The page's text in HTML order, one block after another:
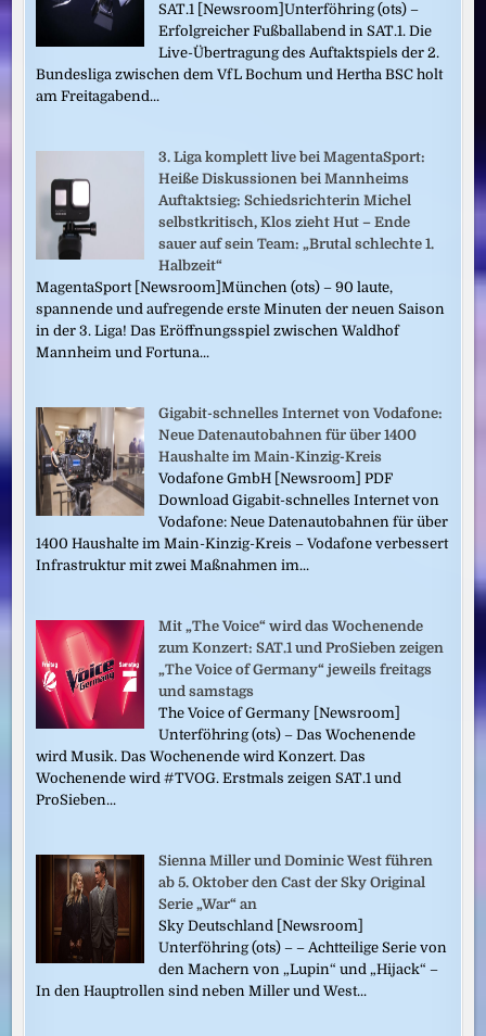
SAT.1 [Newsroom]Unterföhring (ots) –
Erfolgreicher Fußballabend in SAT.1. Die
Live-Übertragung des Auftaktspiels der 2.
Bundesliga zwischen dem VfL Bochum und Hertha BSC holt
am Freitagabend...
3. Liga komplett live bei MagentaSport:
Heiße Diskussionen bei Mannheims
Auftaktsieg: Schiedsrichterin Michel
selbstkritisch, Klos zieht Hut – Ende
sauer auf sein Team: „Brutal schlechte 1.
Halbzeit“
MagentaSport [Newsroom]München (ots) – 90 laute,
spannende und aufregende erste Minuten der neuen Saison
in der 3. Liga! Das Eröffnungsspiel zwischen Waldhof
Mannheim und Fortuna...
Gigabit-schnelles Internet von Vodafone:
Neue Datenautobahnen für über 1400
Haushalte im Main-Kinzig-Kreis
Vodafone GmbH [Newsroom] PDF
Download Gigabit-schnelles Internet von
Vodafone: Neue Datenautobahnen für über
1400 Haushalte im Main-Kinzig-Kreis – Vodafone verbessert
Infrastruktur mit zwei Maßnahmen im...
Mit „The Voice“ wird das Wochenende
zum Konzert: SAT.1 und ProSieben zeigen
„The Voice of Germany“ jeweils freitags
und samstags
The Voice of Germany [Newsroom]
Unterföhring (ots) – Das Wochenende
wird Musik. Das Wochenende wird Konzert. Das
Wochenende wird #TVOG. Erstmals zeigen SAT.1 und
ProSieben...
Sienna Miller und Dominic West führen
ab 5. Oktober den Cast der Sky Original
Serie „War“ an
Sky Deutschland [Newsroom]
Unterföhring (ots) – – Achtteilige Serie von
den Machern von „Lupin“ und „Hijack“ –
In den Hauptrollen sind neben Miller und West...